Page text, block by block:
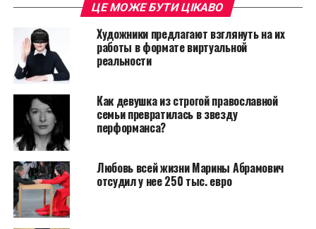
“Остановите Марину Абрамович” – это блог,
содержащий выдуманные истории о художнице,
например, о том, что “Марина Абрамович
собирается есть лук в течение 36 перед Chipotle
Mexican Grill 29 декабря 2013 года. Щедрые
пожертвования для MARFA помогут сорвать этот
перформанс”.
ЦЕ МОЖЕ БУТИ ЦІКАВО
Художники предлагают взглянуть на их
работы в формате виртуальной
реальности
Как девушка из строгой православной
семьи превратилась в звезду
перформанса?
Любовь всей жизни Марины Абрамович
отсудил у нее 250 тыс. евро